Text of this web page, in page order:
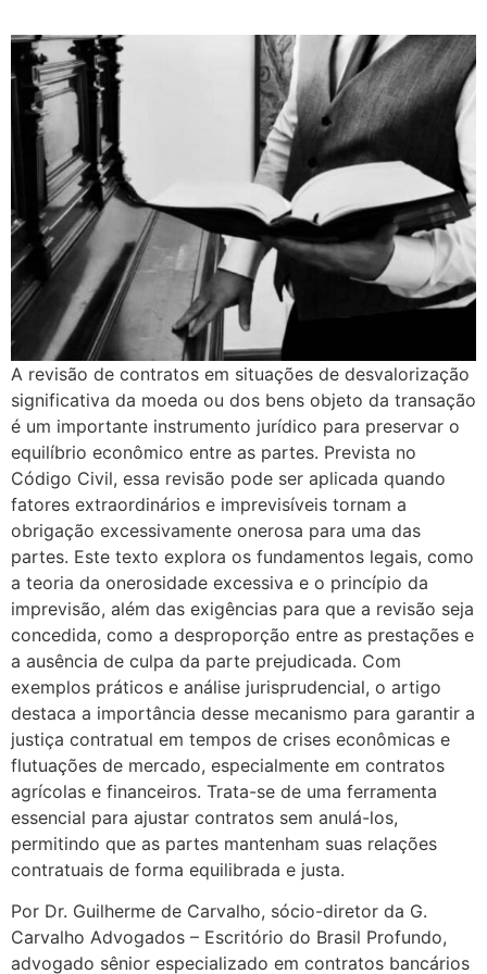
A revisão de contratos em situações de desvalorização
significativa da moeda ou dos bens objeto da transação
é um importante instrumento jurídico para preservar o
equilíbrio econômico entre as partes. Prevista no
Código Civil, essa revisão pode ser aplicada quando
fatores extraordinários e imprevisíveis tornam a
obrigação excessivamente onerosa para uma das
partes. Este texto explora os fundamentos legais, como
a teoria da onerosidade excessiva e o princípio da
imprevisão, além das exigências para que a revisão seja
concedida, como a desproporção entre as prestações e
a ausência de culpa da parte prejudicada. Com
exemplos práticos e análise jurisprudencial, o artigo
destaca a importância desse mecanismo para garantir a
justiça contratual em tempos de crises econômicas e
flutuações de mercado, especialmente em contratos
agrícolas e financeiros. Trata-se de uma ferramenta
essencial para ajustar contratos sem anulá-los,
permitindo que as partes mantenham suas relações
contratuais de forma equilibrada e justa.
Por Dr. Guilherme de Carvalho, sócio-diretor da G.
Carvalho Advogados – Escritório do Brasil Profundo,
advogado sênior especializado em contratos bancários